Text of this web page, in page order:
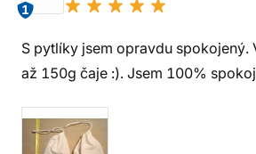
1
S pytlíky jsem opravdu spokojený.
až 150g čaje :). Jsem 100%